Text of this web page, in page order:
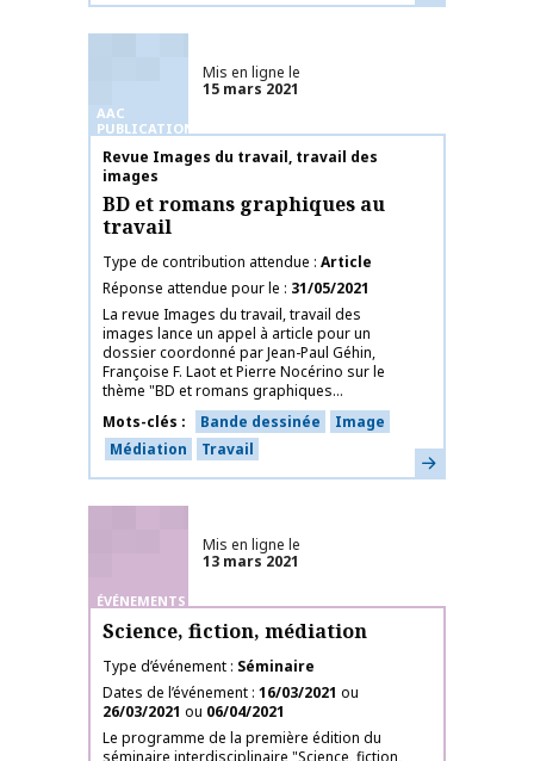
AAC
PUBLICATIONS
Mis en ligne le
15 mars 2021
Nom de la publication
Revue Images du travail, travail des
images
BD et romans graphiques au
travail
Type de contribution attendue Article
Réponse attendue pour le
31/05/2021
La revue Images du travail, travail des
images lance un appel à article pour un
dossier coordonné par Jean-Paul Géhin,
Françoise F. Laot et Pierre Nocérino sur le
thème "BD et romans graphiques...
Mots-clés
Bande dessinée
Image
Médiation
Travail En savoir plus
ÉVÉNEMENTS
Mis en ligne le
13 mars 2021
Science, fiction, médiation
Type d’événement Séminaire
Dates de l’événement 16/03/2021 ou
26/03/2021 ou 06/04/2021
Le programme de la première édition du
séminaire interdisciplinaire "Science, fiction,